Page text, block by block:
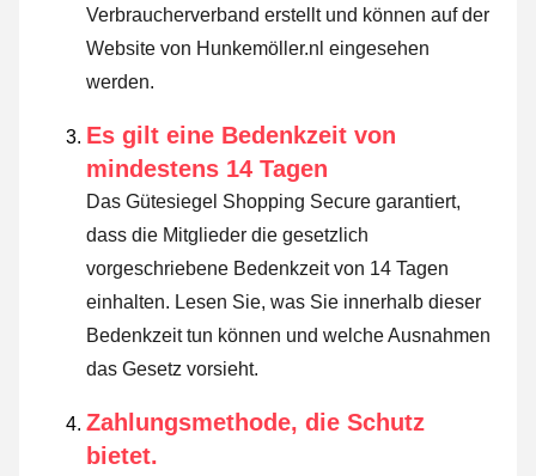
Verbraucherverband erstellt und können auf der
Website von Hunkemöller.nl eingesehen
werden.
Es gilt eine Bedenkzeit von
mindestens 14 Tagen
Das Gütesiegel Shopping Secure garantiert,
dass die Mitglieder die gesetzlich
vorgeschriebene Bedenkzeit von 14 Tagen
einhalten. Lesen Sie, was Sie innerhalb dieser
Bedenkzeit tun können und welche Ausnahmen
das Gesetz vorsieht.
Zahlungsmethode, die Schutz
bietet.